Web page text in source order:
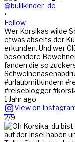
@bullikinder_de
•
Follow
Wer Korsikas wilde
etwas abseits der
erkunden. Und wer
besondere
fanden die so
#urlaubmitkindern
#reiseblogger
1 Jahr ago
View on
2/9